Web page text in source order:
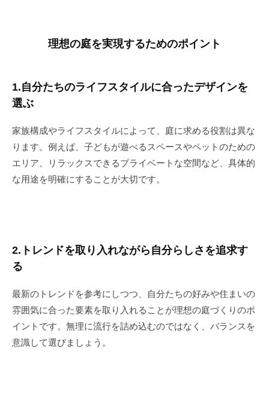
理想の庭を実現するためのポイント
1.自分たちのライフスタイルに合ったデザインを
選ぶ
家族構成やライフスタイルによって、庭に求める役割は異な
ります。例えば、子どもが遊べるスペースやペットのための
エリア、リラックスできるプライベートな空間など、具体的
な用途を明確にすることが大切です。
2.トレンドを取り入れながら自分らしさを追求す
る
最新のトレンドを参考にしつつ、自分たちの好みや住まいの
雰囲気に合った要素を取り入れることが理想の庭づくりのポ
イントです。無理に流行を詰め込むのではなく、バランスを
意識して選びましょう。